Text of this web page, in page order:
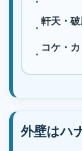
軒天・
コケ・
外壁はハ